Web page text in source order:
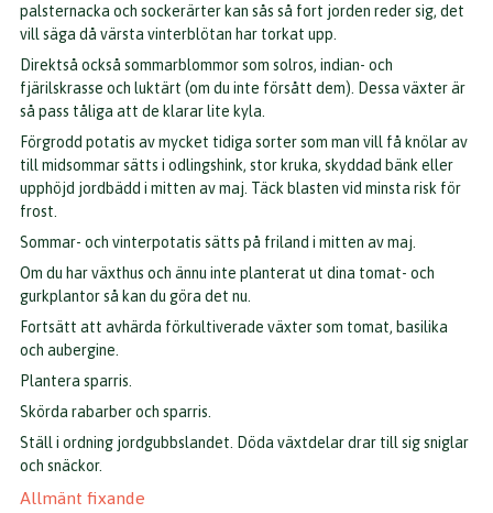
palsternacka och sockerärter kan sås så fort jorden reder sig, det
vill säga då värsta vinterblötan har torkat upp.
Direktså också sommarblommor som solros, indian- och
fjärilskrasse och luktärt (om du inte försått dem). Dessa växter är
så pass tåliga att de klarar lite kyla.
Förgrodd potatis av mycket tidiga sorter som man vill få knölar av
till midsommar sätts i odlingshink, stor kruka, skyddad bänk eller
upphöjd jordbädd i mitten av maj. Täck blasten vid minsta risk för
frost.
Sommar- och vinterpotatis sätts på friland i mitten av maj.
Om du har växthus och ännu inte planterat ut dina tomat- och
gurkplantor så kan du göra det nu.
Fortsätt att avhärda förkultiverade växter som tomat, basilika
och aubergine.
Plantera sparris.
Skörda rabarber och sparris.
Ställ i ordning jordgubbslandet. Döda växtdelar drar till sig sniglar
och snäckor.
Allmänt fixande